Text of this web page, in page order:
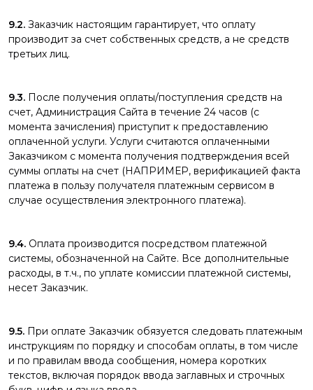
9.2. Заказчик настоящим гарантирует, что оплату
производит за счет собственных средств, а не средств
третьих лиц.
9.3. После получения оплаты/поступления средств на
счет, Администрация Сайта в течение 24 часов (с
момента зачисления) приступит к предоставлению
оплаченной услуги. Услуги считаются оплаченными
Заказчиком с момента получения подтверждения всей
суммы оплаты на счет (НАПРИМЕР, верификацией факта
платежа в пользу получателя платежным сервисом в
случае осуществления электронного платежа).
9.4. Оплата производится посредством платежной
системы, обозначенной на Сайте. Все дополнительные
расходы, в т.ч., по уплате комиссии платежной системы,
несет Заказчик.
9.5. При оплате Заказчик обязуется следовать платежным
инструкциям по порядку и способам оплаты, в том числе
и по правилам ввода сообщения, номера коротких
текстов, включая порядок ввода заглавных и строчных